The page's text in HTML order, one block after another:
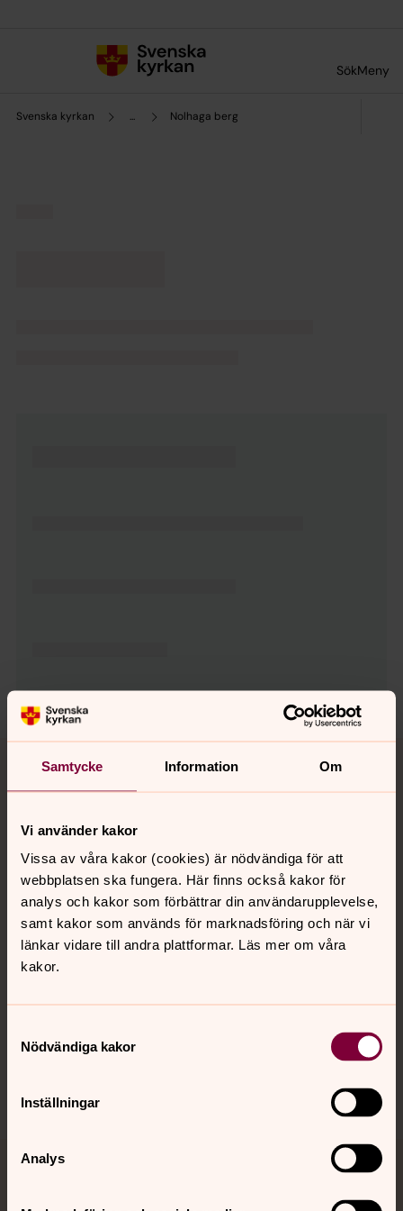
Samtycke Information Om
Vi använder kakor
Vissa av våra kakor (cookies) är nödvändiga för att
webbplatsen ska fungera. Här finns också kakor för
analys och kakor som förbättrar din användarupplevelse,
samt kakor som används för marknadsföring och när vi
länkar vidare till andra plattformar. Läs mer om våra
kakor.
Nödvändiga kakor
Inställningar
Analys
SökMeny
Svenska kyrkan ... Nolhaga berg
Tillbaka till toppen
Tillbaka till innehållet
Kontakt
Kalender
Hitta snabbt
Sociala kanaler